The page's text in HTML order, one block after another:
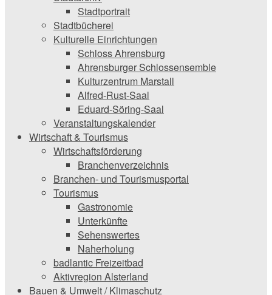
Stadtportrait
Stadtbücherei
Kulturelle Einrichtungen
Schloss Ahrensburg
Ahrensburger Schlossensemble
Kulturzentrum Marstall
Alfred-Rust-Saal
Eduard-Söring-Saal
Veranstaltungskalender
Wirtschaft & Tourismus
Wirtschaftsförderung
Branchenverzeichnis
Branchen- und Tourismusportal
Tourismus
Gastronomie
Unterkünfte
Sehenswertes
Naherholung
badlantic Freizeitbad
Aktivregion Alsterland
Bauen & Umwelt / Klimaschutz